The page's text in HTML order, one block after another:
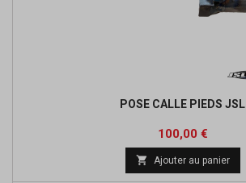
POSE CALLE PIEDS JSL
Prix
100,00 €
 Ajouter au panier